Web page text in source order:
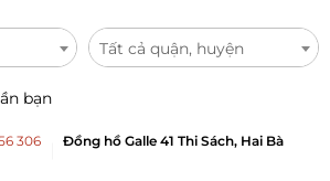
Tất cả quận, huyện
bạn
306
Đồng hồ Galle 41 Thi Sách, Hai Bà